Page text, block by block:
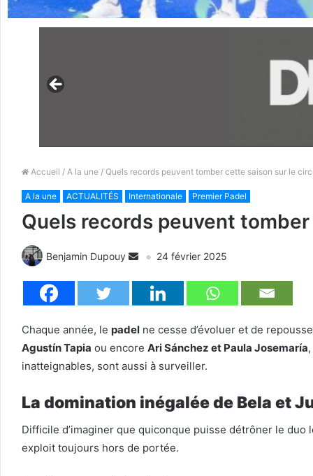
Accueil / A la une / Quels records peuvent tomber cette saison sur le
A la une ACTUALITÉS Internationale Premier Padel
Quels records peuvent
Benjamin Dupouy 24 février 2025
Chaque année, le padel ne cesse d’évoluer et de
Agustín Tapia ou encore Ari Sánchez et Paula Josemaría
inatteignables, sont aussi à surveiller.
La domination inégalée de Bela et
Difficile d’imaginer que quiconque puisse détrôner le duo
exploit toujours hors de portée.